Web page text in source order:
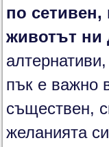
по сетивен,
животът ни
пък е важно
съществен,
желанията